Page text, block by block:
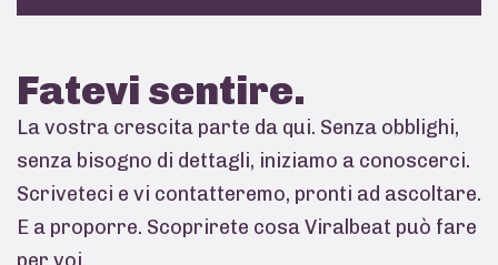
Fatevi sentire.
La vostra crescita parte da qui. Senza obblighi,
senza bisogno di dettagli, iniziamo a conoscerci.
Scriveteci e vi contatteremo, pronti ad ascoltare.
E a proporre. Scoprirete cosa Viralbeat può fare